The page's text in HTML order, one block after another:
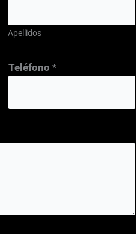
Apellidos
Teléfono *